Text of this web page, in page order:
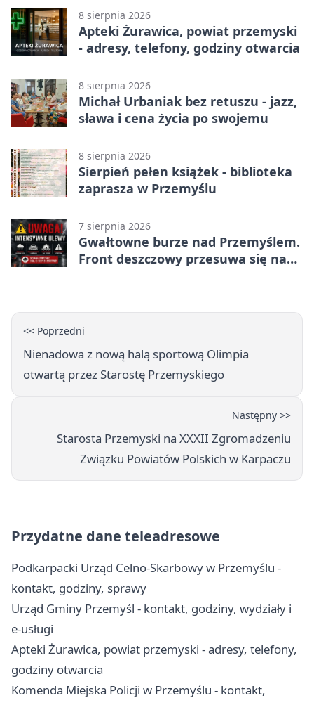
8 sierpnia 2026
Apteki Żurawica, powiat przemyski
- adresy, telefony, godziny otwarcia
8 sierpnia 2026
Michał Urbaniak bez retuszu - jazz,
sława i cena życia po swojemu
8 sierpnia 2026
Sierpień pełen książek - biblioteka
zaprasza w Przemyślu
7 sierpnia 2026
Gwałtowne burze nad Przemyślem.
Front deszczowy przesuwa się na
<< Poprzedni
Nienadowa z nową halą sportową Olimpia
otwartą przez Starostę Przemyskiego
Następny >>
Starosta Przemyski na XXXII Zgromadzeniu
Związku Powiatów Polskich w Karpaczu
Przydatne dane teleadresowe
Podkarpacki Urząd Celno-Skarbowy w Przemyślu -
kontakt, godziny, sprawy
Urząd Gminy Przemyśl - kontakt, godziny, wydziały i
e-usługi
Apteki Żurawica, powiat przemyski - adresy, telefony,
godziny otwarcia
Komenda Miejska Policji w Przemyślu - kontakt,